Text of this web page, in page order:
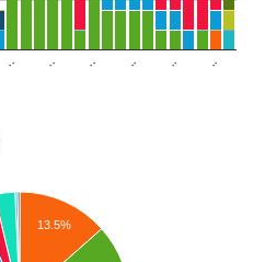
.. .. .. .. .. ..
13.5%